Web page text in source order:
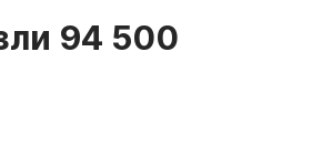
94 500